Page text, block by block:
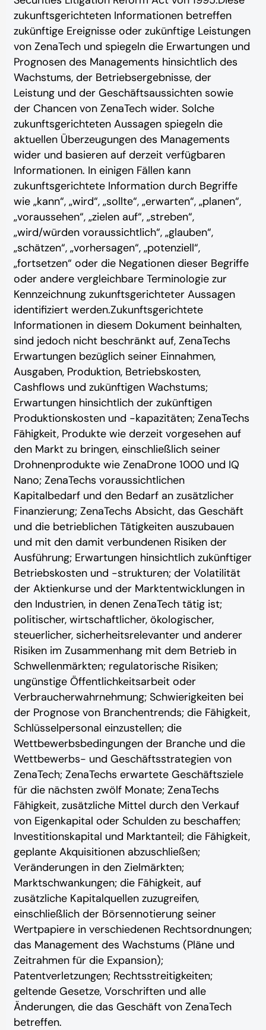
zukunftsgerichteten Informationen betreffen
zukünftige Ereignisse oder zukünftige Leistungen
von ZenaTech und spiegeln die Erwartungen und
Prognosen des Managements hinsichtlich des
Wachstums, der Betriebsergebnisse, der
Leistung und der Geschäftsaussichten sowie
der Chancen von ZenaTech wider. Solche
zukunftsgerichteten Aussagen spiegeln die
aktuellen Überzeugungen des Managements
wider und basieren auf derzeit verfügbaren
Informationen. In einigen Fällen kann
zukunftsgerichtete Information durch Begriffe
wie „kann“, „wird“, „sollte“, „erwarten“, „planen“,
„voraussehen“, „zielen auf“, „streben“,
„wird/würden voraussichtlich“, „glauben“,
„schätzen“, „vorhersagen“, „potenziell“,
„fortsetzen“ oder die Negationen dieser Begriffe
oder andere vergleichbare Terminologie zur
Kennzeichnung zukunftsgerichteter Aussagen
identifiziert werden.Zukunftsgerichtete
Informationen in diesem Dokument beinhalten,
sind jedoch nicht beschränkt auf, ZenaTechs
Erwartungen bezüglich seiner Einnahmen,
Ausgaben, Produktion, Betriebskosten,
Cashflows und zukünftigen Wachstums;
Erwartungen hinsichtlich der zukünftigen
Produktionskosten und -kapazitäten; ZenaTechs
Fähigkeit, Produkte wie derzeit vorgesehen auf
den Markt zu bringen, einschließlich seiner
Drohnenprodukte wie ZenaDrone 1000 und IQ
Nano; ZenaTechs voraussichtlichen
Kapitalbedarf und den Bedarf an zusätzlicher
Finanzierung; ZenaTechs Absicht, das Geschäft
und die betrieblichen Tätigkeiten auszubauen
und mit den damit verbundenen Risiken der
Ausführung; Erwartungen hinsichtlich zukünftiger
Betriebskosten und -strukturen; der Volatilität
der Aktienkurse und der Marktentwicklungen in
den Industrien, in denen ZenaTech tätig ist;
politischer, wirtschaftlicher, ökologischer,
steuerlicher, sicherheitsrelevanter und anderer
Risiken im Zusammenhang mit dem Betrieb in
Schwellenmärkten; regulatorische Risiken;
ungünstige Öffentlichkeitsarbeit oder
Verbraucherwahrnehmung; Schwierigkeiten bei
der Prognose von Branchentrends; die Fähigkeit,
Schlüsselpersonal einzustellen; die
Wettbewerbsbedingungen der Branche und die
Wettbewerbs- und Geschäftsstrategien von
ZenaTech; ZenaTechs erwartete Geschäftsziele
für die nächsten zwölf Monate; ZenaTechs
Fähigkeit, zusätzliche Mittel durch den Verkauf
von Eigenkapital oder Schulden zu beschaffen;
Investitionskapital und Marktanteil; die Fähigkeit,
geplante Akquisitionen abzuschließen;
Veränderungen in den Zielmärkten;
Marktschwankungen; die Fähigkeit, auf
zusätzliche Kapitalquellen zuzugreifen,
einschließlich der Börsennotierung seiner
Wertpapiere in verschiedenen Rechtsordnungen;
das Management des Wachstums (Pläne und
Zeitrahmen für die Expansion);
Patentverletzungen; Rechtsstreitigkeiten;
geltende Gesetze, Vorschriften und alle
Änderungen, die das Geschäft von ZenaTech
betreffen.